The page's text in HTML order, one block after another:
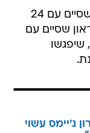
את קלעי הנטס הוליך ג'יימס הארדן, שסיים עם 24
שסיים עם
שיפגשו
ג'יימס עשוי